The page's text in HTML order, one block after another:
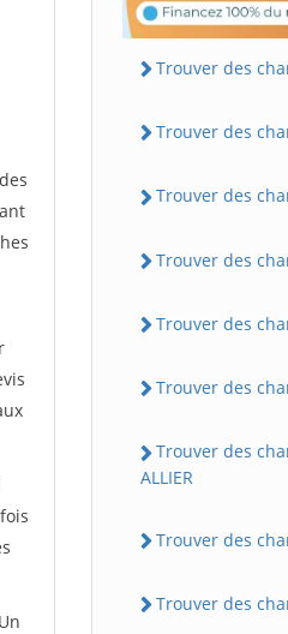
Trouver des
Trouver des
Trouver des
Trouver des
Trouver des
Trouver des
Trouver des
ALLIER
Trouver des
Trouver des